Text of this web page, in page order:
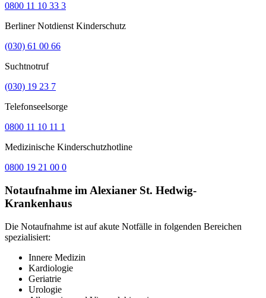
0800 11 10 33 3
Berliner Notdienst Kinderschutz
(030) 61 00 66
Suchtnotruf
(030) 19 23 7
Telefonseelsorge
0800 11 10 11 1
Medizinische Kinderschutzhotline
0800 19 21 00 0
Notaufnahme im Alexianer St. Hedwig-
Krankenhaus
Die Notaufnahme ist auf akute Notfälle in folgenden Bereichen
spezialisiert:
Innere Medizin
Kardiologie
Geriatrie
Urologie